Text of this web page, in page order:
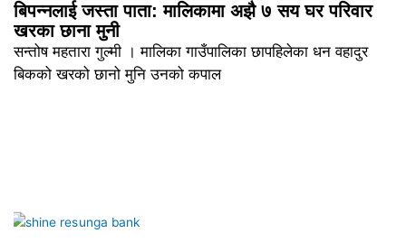
बिपन्नलाई जस्ता पाता: मालिकामा अझै ७ सय घर परिवार
खरका छाना मुनी
सन्तोष महतारा गुल्मी । मालिका गाउँपालिका छापहिलेका धन वहादुर
बिकको खरको छानो मुनि उनको कपाल